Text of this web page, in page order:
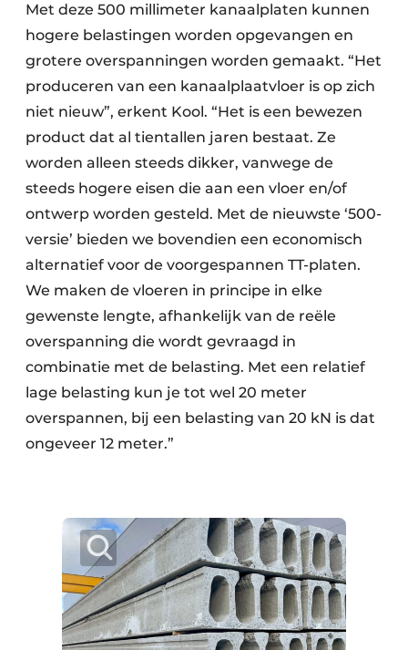
Met deze 500 millimeter kanaalplaten kunnen
hogere belastingen worden opgevangen en
grotere overspanningen worden gemaakt. “Het
produceren van een kanaalplaatvloer is op zich
niet nieuw”, erkent Kool. “Het is een bewezen
product dat al tientallen jaren bestaat. Ze
worden alleen steeds dikker, vanwege de
steeds hogere eisen die aan een vloer en/of
ontwerp worden gesteld. Met de nieuwste ‘500-
versie’ bieden we bovendien een economisch
alternatief voor de voorgespannen TT-platen.
We maken de vloeren in principe in elke
gewenste lengte, afhankelijk van de reële
overspanning die wordt gevraagd in
combinatie met de belasting. Met een relatief
lage belasting kun je tot wel 20 meter
overspannen, bij een belasting van 20 kN is dat
ongeveer 12 meter.”